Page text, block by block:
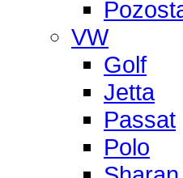
VW
Golf
Jetta
Passat
Polo